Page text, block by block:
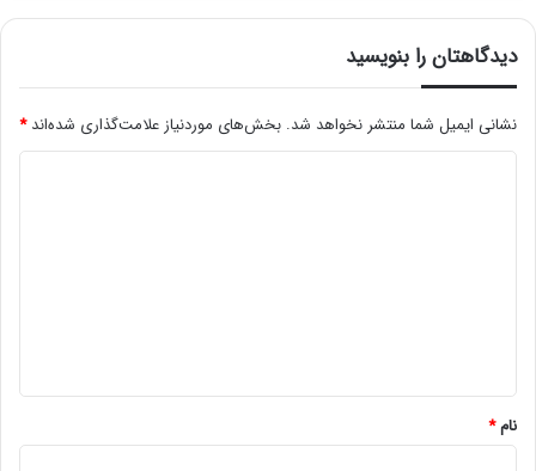
دیدگاهتان را بنویسید
نشانی ایمیل شما منتشر نخواهد شد. بخش‌های موردنیاز علامت‌گذاری شده‌اند*
نام*